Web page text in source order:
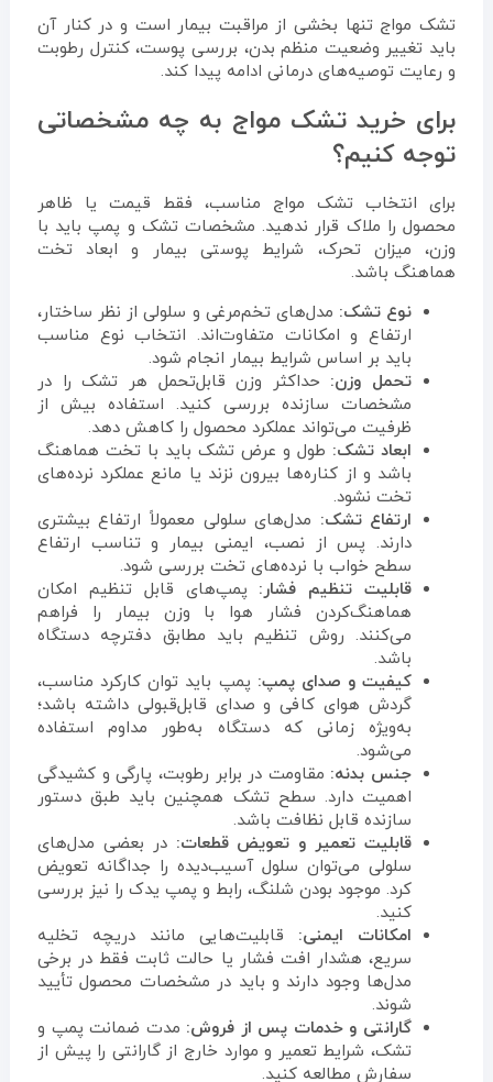
تشک مواج تنها بخشی از مراقبت بیمار است و در کنار آن
باید تغییر وضعیت منظم بدن، بررسی پوست، کنترل رطوبت
و رعایت توصیه‌های درمانی ادامه پیدا کند.
برای خرید تشک مواج به چه مشخصاتی
توجه کنیم؟
برای انتخاب تشک مواج مناسب، فقط قیمت یا ظاهر
محصول را ملاک قرار ندهید. مشخصات تشک و پمپ باید با
وزن، میزان تحرک، شرایط پوستی بیمار و ابعاد تخت
هماهنگ باشد.
نوع تشک: مدل‌های تخم‌مرغی و سلولی از نظر ساختار،
ارتفاع و امکانات متفاوت‌اند. انتخاب نوع مناسب
باید بر اساس شرایط بیمار انجام شود.
تحمل وزن: حداکثر وزن قابل‌تحمل هر تشک را در
مشخصات سازنده بررسی کنید. استفاده بیش از
ظرفیت می‌تواند عملکرد محصول را کاهش دهد.
ابعاد تشک: طول و عرض تشک باید با تخت هماهنگ
باشد و از کناره‌ها بیرون نزند یا مانع عملکرد نرده‌های
تخت نشود.
ارتفاع تشک: مدل‌های سلولی معمولاً ارتفاع بیشتری
دارند. پس از نصب، ایمنی بیمار و تناسب ارتفاع
سطح خواب با نرده‌های تخت بررسی شود.
قابلیت تنظیم فشار: پمپ‌های قابل تنظیم امکان
هماهنگ‌کردن فشار هوا با وزن بیمار را فراهم
می‌کنند. روش تنظیم باید مطابق دفترچه دستگاه
باشد.
کیفیت و صدای پمپ: پمپ باید توان کارکرد مناسب،
گردش هوای کافی و صدای قابل‌قبولی داشته باشد؛
به‌ویژه زمانی که دستگاه به‌طور مداوم استفاده
می‌شود.
جنس بدنه: مقاومت در برابر رطوبت، پارگی و کشیدگی
اهمیت دارد. سطح تشک همچنین باید طبق دستور
سازنده قابل نظافت باشد.
قابلیت تعمیر و تعویض قطعات: در بعضی مدل‌های
سلولی می‌توان سلول آسیب‌دیده را جداگانه تعویض
کرد. موجود بودن شلنگ، رابط و پمپ یدک را نیز بررسی
کنید.
امکانات ایمنی: قابلیت‌هایی مانند دریچه تخلیه
سریع، هشدار افت فشار یا حالت ثابت فقط در برخی
مدل‌ها وجود دارند و باید در مشخصات محصول تأیید
شوند.
گارانتی و خدمات پس از فروش: مدت ضمانت پمپ و
تشک، شرایط تعمیر و موارد خارج از گارانتی را پیش از
سفارش مطالعه کنید.